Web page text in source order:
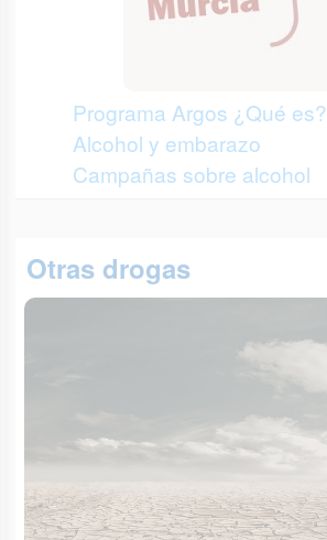
Programa Argos ¿Qué es?
Alcohol y embarazo
Campañas sobre alcohol
Otras drogas